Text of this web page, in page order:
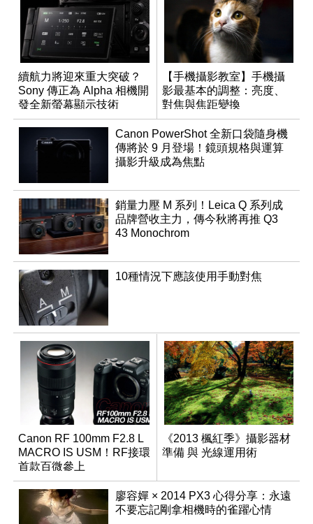
續航力將迎來重大突破？
Sony 傳正為 Alpha 相機開
發全新螢幕顯示技術
【手機攝影教室】手機攝
影最基本的調整：亮度、
對焦與焦距變換
Canon PowerShot 全新口袋隨身機
傳將於 9 月登場！鏡頭規格與運算
攝影升級成為焦點
銷量力壓 M 系列！Leica Q 系列成
品牌營收主力，傳今秋將再推 Q3
43 Monochrom
10種情況下應該使用手動對焦
Canon RF 100mm F2.8 L
MACRO IS USM！RF接環
首款百微參上
《2013 楓紅季》攝影器材
準備 與 光線運用術
廖容嬋 × 2014 PX3 心得分享：永遠
不要忘記剛拿相機時的雀躍心情